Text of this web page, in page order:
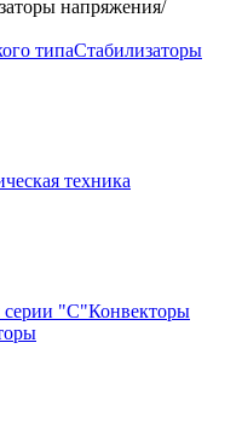
напряжения/
типаСтабилизаторы
серии "С"Конвекторы